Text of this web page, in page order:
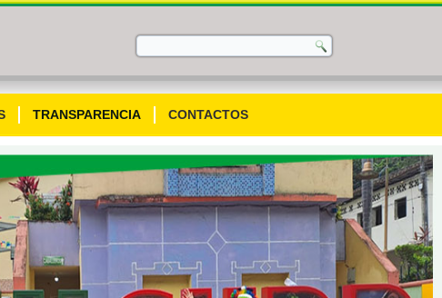
TRANSPARENCIA CONTACTOS